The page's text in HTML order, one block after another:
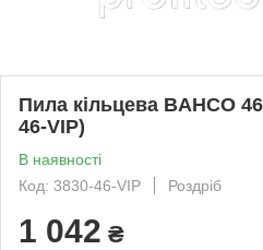
Пила кільцева BAHCO
46-VIP)
В наявності
Код: 3830-46-VIP
Роздріб
1 042 ₴